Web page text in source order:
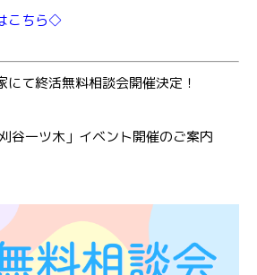
こちら◇
にて終活無料相談会開催決定！
一ツ木」イベント開催のご案内